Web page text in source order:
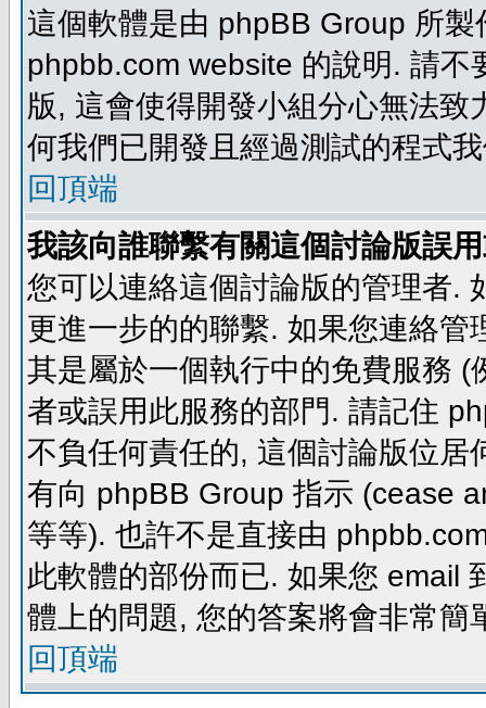
這個軟體是由 phpBB Group 所
phpbb.com website 的說明. 請
版, 這會使得開發小組分心無法
何我們已開發且經過測試的程式
回頂端
我該向誰聯繫有關這個討論版誤
您可以連絡這個討論版的管理者.
更進一步的的聯繫. 如果您連絡
其是屬於一個執行中的免費服務
者或誤用此服務的部門. 請記住
不負任何責任的, 這個討論版位
有向 phpBB Group 指示 (cease
等等). 也許不是直接由
此軟體的部份而已. 如果您 email
體上的問題, 您的答案將會非常簡
回頂端